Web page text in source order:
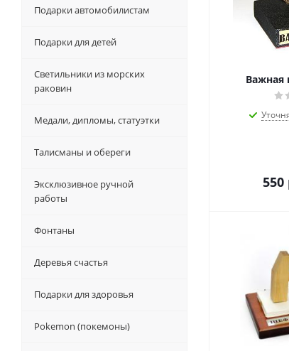
550
Подарки автомобилистам
Подарки для детей
Светильники из морских
раковин
Медали, дипломы, статуэтки
Талисманы и обереги
Эксклюзивное ручной
работы
Фонтаны
Деревья счастья
Подарки для здоровья
Pokemon (покемоны)